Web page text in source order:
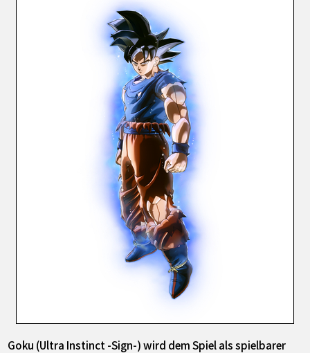
Goku (Ultra Instinct -Sign-) wird dem Spiel als spielbarer